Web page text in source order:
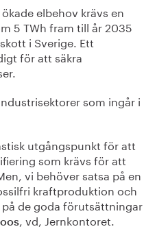
elbehov krävs en
5 TWh fram till år 2035
i Sverige. Ett
för att säkra
som ingår i
utgångspunkt för att
som krävs för att
vi behöver satsa på en
kraftproduktion och
de goda förutsättningar
, vd, Jernkontoret.